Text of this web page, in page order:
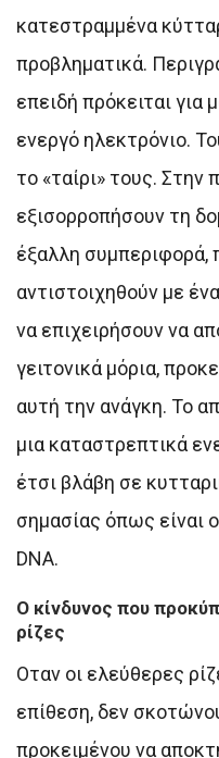
κατεστραμμένα
προβληματικά.
επειδή πρόκειται
ενεργό ηλεκτρόνιο.
το «ταίρι» τους. Στην
εξισορροπήσουν τη
έξαλλη συμπεριφορά,
αντιστοιχηθούν με
να επιχειρήσουν να
γειτονικά μόρια,
αυτή την ανάγκη. Το
μια καταστρεπτικά
έτσι βλάβη σε
σημασίας όπως είναι
DNA.
Ο κίνδυνος που
ρίζες
Οταν οι ελεύθερες
επίθεση, δεν
προκειμένου να